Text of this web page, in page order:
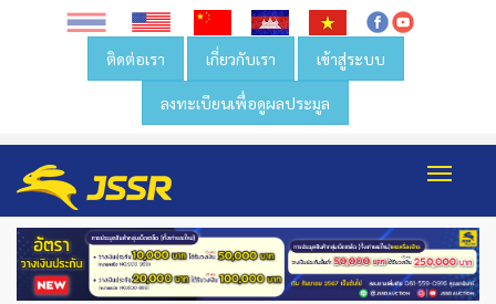
ติดต่อเรา เกี่ยวกับเรา เข้าสู่ระบบ
ลงทะเบียนเพื่อดูผลประมูล